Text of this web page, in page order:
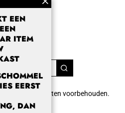
EEN
ITEM
EERST
DAN
Alle rechten voorbehouden.